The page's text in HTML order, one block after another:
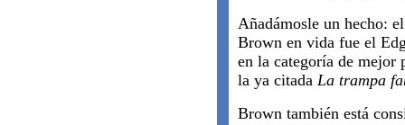
Añadámosle un hecho:
Brown en vida fue el
en la categoría de mejor
la ya citada La trampa
Brown también está